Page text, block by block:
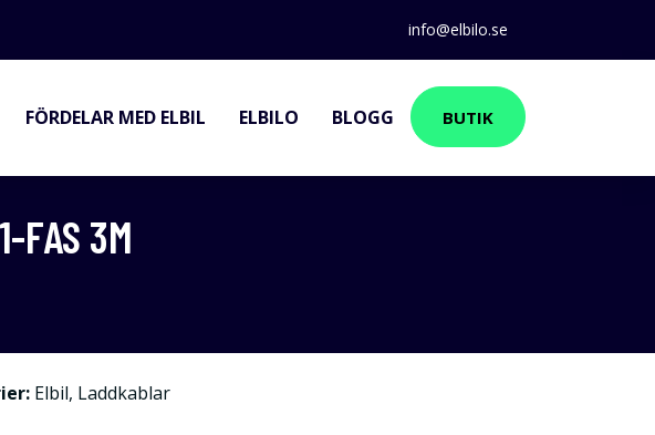
info@elbilo.se
FÖRDELAR MED ELBIL ELBILO BLOGG BUTIK
FAS 3M
Elbil, Laddkablar